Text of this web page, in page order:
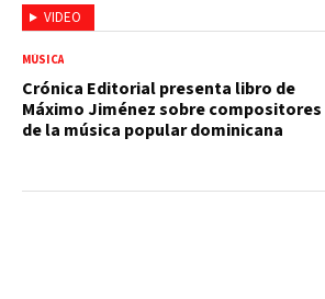
VIDEO
MÚSICA
Crónica Editorial presenta libro de
Máximo Jiménez sobre compositores
de la música popular dominicana